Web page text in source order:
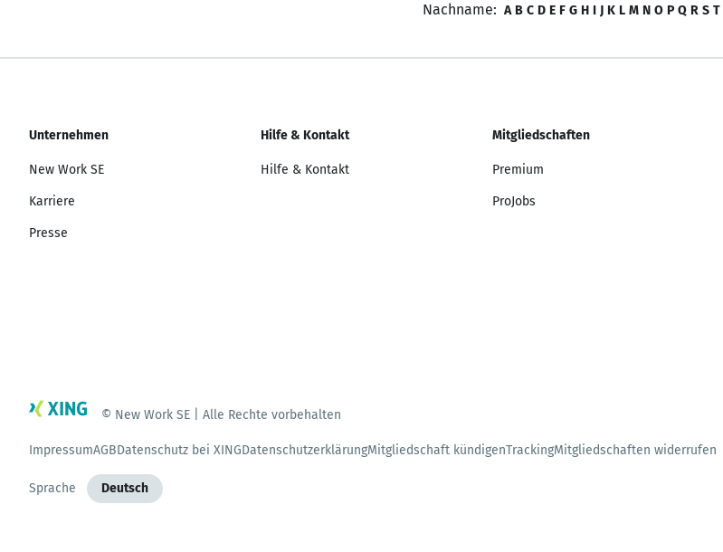
Nachname: A B C D E F G H I J K L M N O P Q R S T
Unternehmen
New Work SE
Karriere
Presse
Hilfe & Kontakt
Hilfe & Kontakt
Mitgliedschaften
Premium
ProJobs
© New Work SE | Alle Rechte vorbehalten
ImpressumAGBDatenschutz bei XINGDatenschutzerklärungMitgliedschaft kündigenTrackingMitgliedschaften widerrufen
Sprache Deutsch